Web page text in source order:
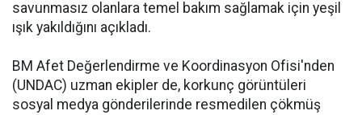
savunmasız olanlara temel bakım sağlamak için yeşil
ışık yakıldığını açıkladı.
BM Afet Değerlendirme ve Koordinasyon Ofisi'nden
(UNDAC) uzman ekipler de, korkunç görüntüleri
sosyal medya gönderilerinde resmedilen çökmüş